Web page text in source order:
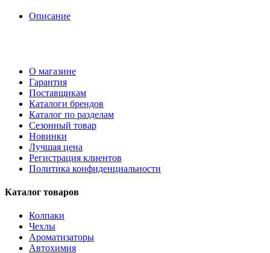
Описание
О магазине
Гарантия
Поставщикам
Каталоги брендов
Каталог по разделам
Сезонный товар
Новинки
Лучшая цена
Регистрация клиентов
Политика конфиденциальности
Каталог товаров
Колпаки
Чехлы
Ароматизаторы
Автохимия